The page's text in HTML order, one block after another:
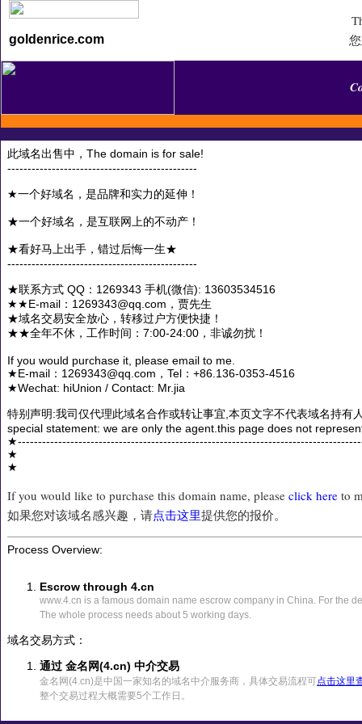
goldenrice.com
此域名出售中，The domain is for sale!
-----------------------------------------------
★一个好域名，是品牌和实力的延伸！
★一个好域名，是互联网上的不动产！
★看好马上出手，错过后悔一生★
-----------------------------------------------
★联系方式 QQ：1269343 手机(微信): 13603534516
★★E-mail：1269343@qq.com，贾先生
★域名交易安全放心，转移过户方便快捷！
★★全年不休，工作时间：7:00-24:00，非诚勿扰！
If you would purchase it, please email to me.
★E-mail：1269343@qq.com，Tel：+86.136-0353-4516
★Wechat: hiUnion / Contact: Mr.jia
特别声明:我司仅代理此域名合作或转让事宜,本页文字不代表域名持有
special statement: we are only the agent.this page does not
★
★
If you would like to purchase this domain name, please click here to
如果您对该域名感兴趣，请点击这里提供您的报价。
Process Overview:
Escrow through 4.cn
www.4.cn is a famous domain name escrow company in China. For the
The whole process needs about 5 working days.
域名交易方式：
通过 金名网(4.cn) 中介交易
金名网(4.cn)是中国一家知名的域名中介服务商，具体交易流程可点击这里
整个交易过程大概需要5个工作日。